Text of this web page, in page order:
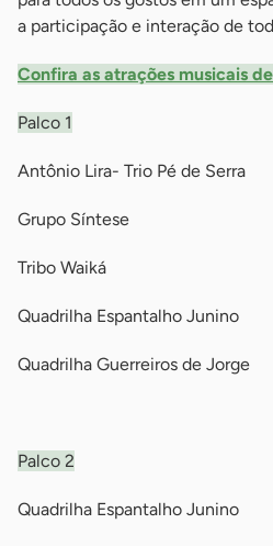
a participação e interação de
Confira as atrações musicais
Palco 1
Antônio Lira- Trio Pé de Serra
Grupo Síntese
Tribo Waiká
Quadrilha Espantalho Junino
Quadrilha Guerreiros de Jorge
Palco 2
Quadrilha Espantalho Junino